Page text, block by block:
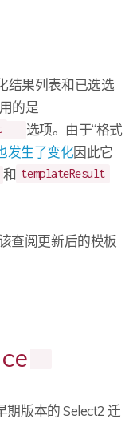
结果列表和已选选
的是
选项。由于“格式
发生了变化因此它
和 templateResult
查阅更新后的模板
期版本的 Select2 迁